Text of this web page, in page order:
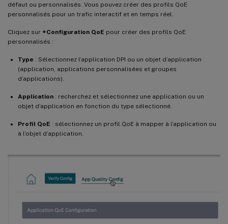
défaut ou personnalisés. Vous pouvez créer des profils QoE
personnalisés pour un trafic interactif et en temps réel.
Cliquez sur +Configuration QoE pour créer des profils QoE
personnalisés :
Type : Sélectionnez l’application DPI ou un objet d’application
(application, applications personnalisées et groupes
d’applications).
Application : recherchez et sélectionnez une application ou un
objet d’application en fonction du type sélectionné.
Profil QoE : sélectionnez un profil QoE à mapper à l’application ou
à l’objet d’application.